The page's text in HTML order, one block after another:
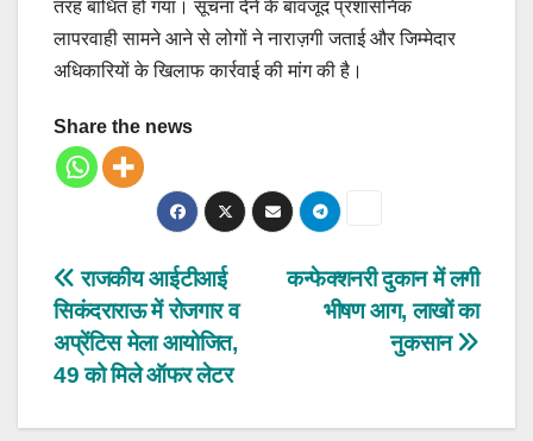
तरह बाधित हो गया। सूचना देने के बावजूद प्रशासनिक
लापरवाही सामने आने से लोगों ने नाराज़गी जताई और जिम्मेदार
अधिकारियों के खिलाफ कार्रवाई की मांग की है।
Share the news
Post
navigation
कन्फेक्शनरी दुकान में लगी
भीषण आग, लाखों का
नुकसान
राजकीय आईटीआई
सिकंदराराऊ में रोजगार व
अप्रेंटिस मेला आयोजित,
49 को मिले ऑफर लेटर